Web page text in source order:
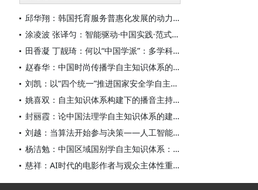
邱华翔：韩国托育服务普惠化发展的动力机制、制度路径与政策效应
涂凌波 张译匀：智能驱动·中国实践·范式创新：“构建中国新闻传播学自主知识体系”专题研讨会综述
田香凝 丁靓琦：何以“中国学派”：多学科视野下中国特色新闻传播学建设的研究
赵春华：中国时尚传播学自主知识体系的内在逻辑与实践路径
刘凯：以“四个统一”推进国家安全学自主知识体系构建
姚喜双：自主知识体系构建下的播音主持高等专业教育研究
封丽霞：论中国法理学自主知识体系的建构
刘越：当算法开始参与决策——人工智能重塑全球治理的底层逻辑
杨洁勉：中国区域国别学自主知识体系：本原、借鉴和建构
慈祥：AI时代的电影作者与观众主体性重构